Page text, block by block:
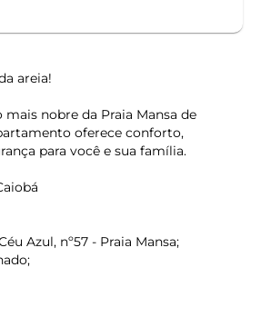
areia!
mais nobre da Praia Mansa de
oferece conforto,
para você e sua família.
Azul, nº57 - Praia Mansa;